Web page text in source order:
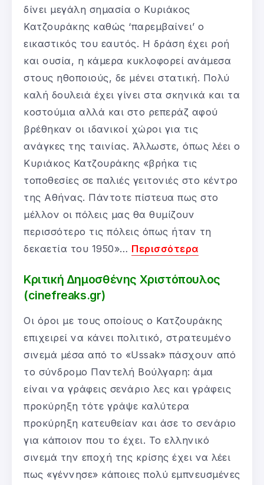
δίνει μεγάλη σημασία ο Κυριάκος
Κατζουράκης καθώς ‘παρεμβαίνει’ ο
εικαστικός του εαυτός. Η δράση έχει ροή
και ουσία, η κάμερα κυκλοφορεί ανάμεσα
στους ηθοποιούς, δε μένει στατική. Πολύ
καλή δουλειά έχει γίνει στα σκηνικά και τα
κοστούμια αλλά και στο ρεπεράζ αφού
βρέθηκαν οι ιδανικοί χώροι για τις
ανάγκες της ταινίας. Άλλωστε, όπως λέει ο
Κυριάκος Κατζουράκης «βρήκα τις
τοποθεσίες σε παλιές γειτονιές στο κέντρο
της Αθήνας. Πάντοτε πίστευα πως στο
μέλλον οι πόλεις μας θα θυμίζουν
περισσότερο τις πόλεις όπως ήταν τη
δεκαετία του 1950»… Περισσότερα
Κριτική Δημοσθένης Χριστόπουλος
(cinefreaks.gr)
Οι όροι με τους οποίους ο Κατζουράκης
επιχειρεί να κάνει πολιτικό, στρατευμένο
σινεμά μέσα από το «Ussak» πάσχουν από
το σύνδρομο Παντελή Βούλγαρη: άμα
είναι να γράφεις σενάριο λες και γράφεις
προκύρηξη τότε γράψε καλύτερα
προκύρηξη κατευθείαν και άσε το σενάριο
για κάποιον που το έχει. Το ελληνικό
σινεμά την εποχή της κρίσης έχει να λέει
πως «γέννησε» κάποιες πολύ εμπνευσμένες